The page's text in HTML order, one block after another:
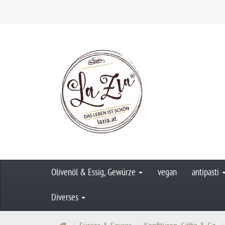
Olivenöl & Essig, Gewürze vegan antipasti
Diverses